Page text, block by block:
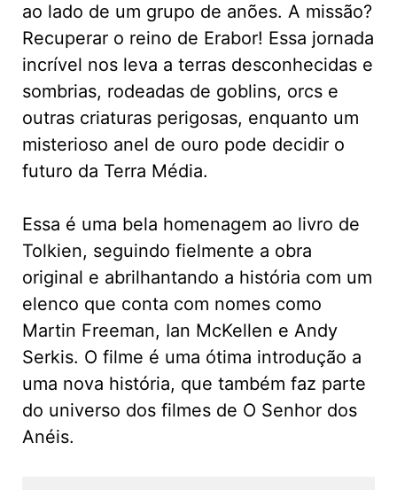
ao lado de um grupo de anões. A missão?
Recuperar o reino de Erabor! Essa jornada
incrível nos leva a terras desconhecidas e
sombrias, rodeadas de goblins, orcs e
outras criaturas perigosas, enquanto um
misterioso anel de ouro pode decidir o
futuro da Terra Média.
Essa é uma bela homenagem ao livro de
Tolkien, seguindo fielmente a obra
original e abrilhantando a história com um
elenco que conta com nomes como
Martin Freeman, Ian McKellen e Andy
Serkis. O filme é uma ótima introdução a
uma nova história, que também faz parte
do universo dos filmes de O Senhor dos
Anéis.